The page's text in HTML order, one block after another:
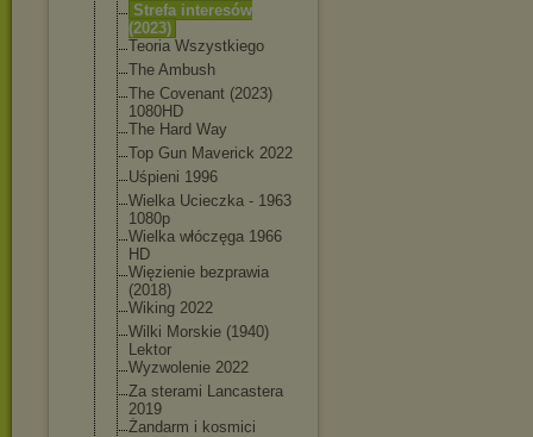
Strefa interesów
(2023)
Teoria Wszystkiego
The Ambush
The Covenant (2023)
1080HD
The Hard Way
Top Gun Maverick 2022
Uśpieni 1996
Wielka Ucieczka - 1963
1080p
Wielka włóczęga 1966
HD
Więzienie bezprawia
(2018)
Wiking 2022
Wilki Morskie (1940)
Lektor
Wyzwolenie 2022
Za sterami Lancastera
2019
Żandarm i kosmici